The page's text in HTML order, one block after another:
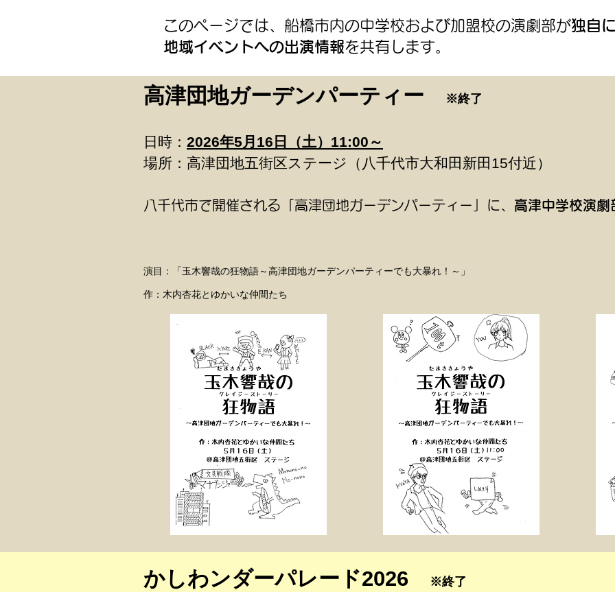
このページでは、船橋市内の中学校および加盟校の演劇部が独自
地域イベントへの出演情報を共有します。
高津団地ガーデンパーティー ※終了
日時： 2026年5月16日（土）11:00～
場所：高津団地五街区ステージ（八千代市大和田新田15付近）
八千代市で開催される「高津団地ガーデンパーティー」に、 高津中学校演劇
演目：「玉木響哉の狂物語～高津団地ガーデンパーティーでも大暴れ！～」
作：木内杏花とゆかいな仲間たち
かしわンダーパレード2026 ※終了